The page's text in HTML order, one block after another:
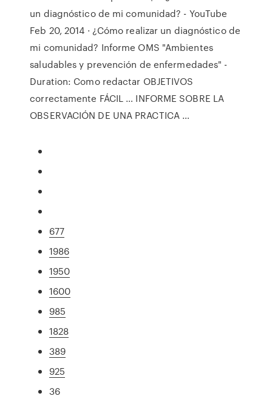
un diagnóstico de mi comunidad? - YouTube
Feb 20, 2014 · ¿Cómo realizar un diagnóstico de
mi comunidad? Informe OMS "Ambientes
saludables y prevención de enfermedades" -
Duration: Como redactar OBJETIVOS
correctamente FÁCIL … INFORME SOBRE LA
OBSERVACIÓN DE UNA PRACTICA …
677
1986
1950
1600
985
1828
389
925
36